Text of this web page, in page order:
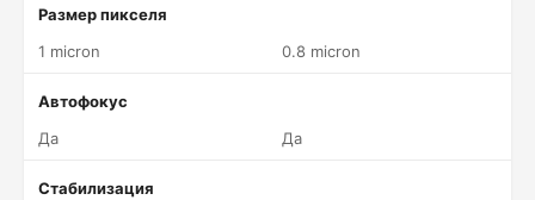
Размер пикселя
1 micron
0.8 micron
Автофокус
Да
Да
Стабилизация